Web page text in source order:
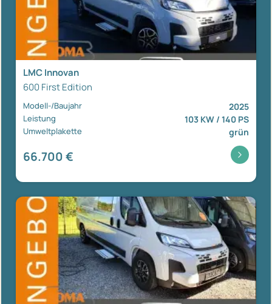
LMC Innovan
600 First Edition
Modell-/Baujahr 2025
Leistung 103 KW / 140 PS
Umweltplakette grün
66.700 €